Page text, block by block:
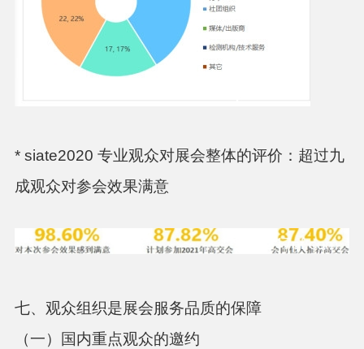
* siate2020 专业观众对展会整体的评价：超过九
成观众对参会效果满意
七、观众组织是展会服务品质的保障
（一）国内重点观众的邀约